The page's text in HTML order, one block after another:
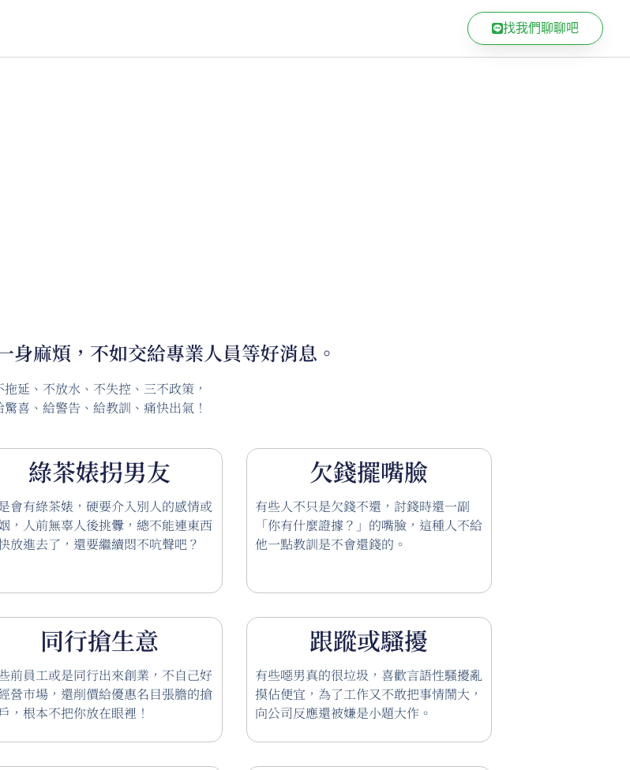
找我們聊聊吧
身麻煩，不如交給專業人員等好消息。
拖延、不放水、不失控、三不政策，
驚喜、給警告、給教訓、痛快出氣！
綠茶婊拐男友
會有綠茶婊，硬要介入別人的感情或
，人前無辜人後挑釁，總不能連東西
放進去了，還要繼續悶不吭聲吧？
欠錢擺嘴臉
有些人不只是欠錢不還，討錢時還一副
「你有什麼證據？」的嘴臉，這種人不給
他一點教訓是不會還錢的。
同行搶生意
前員工或是同行出來創業，不自己好
營市場，還削價給優惠名目張膽的搶
，根本不把你放在眼裡！
跟蹤或騷擾
有些噁男真的很垃圾，喜歡言語性騷擾亂
摸佔便宜，為了工作又不敢把事情鬧大，
向公司反應還被嫌是小題大作。